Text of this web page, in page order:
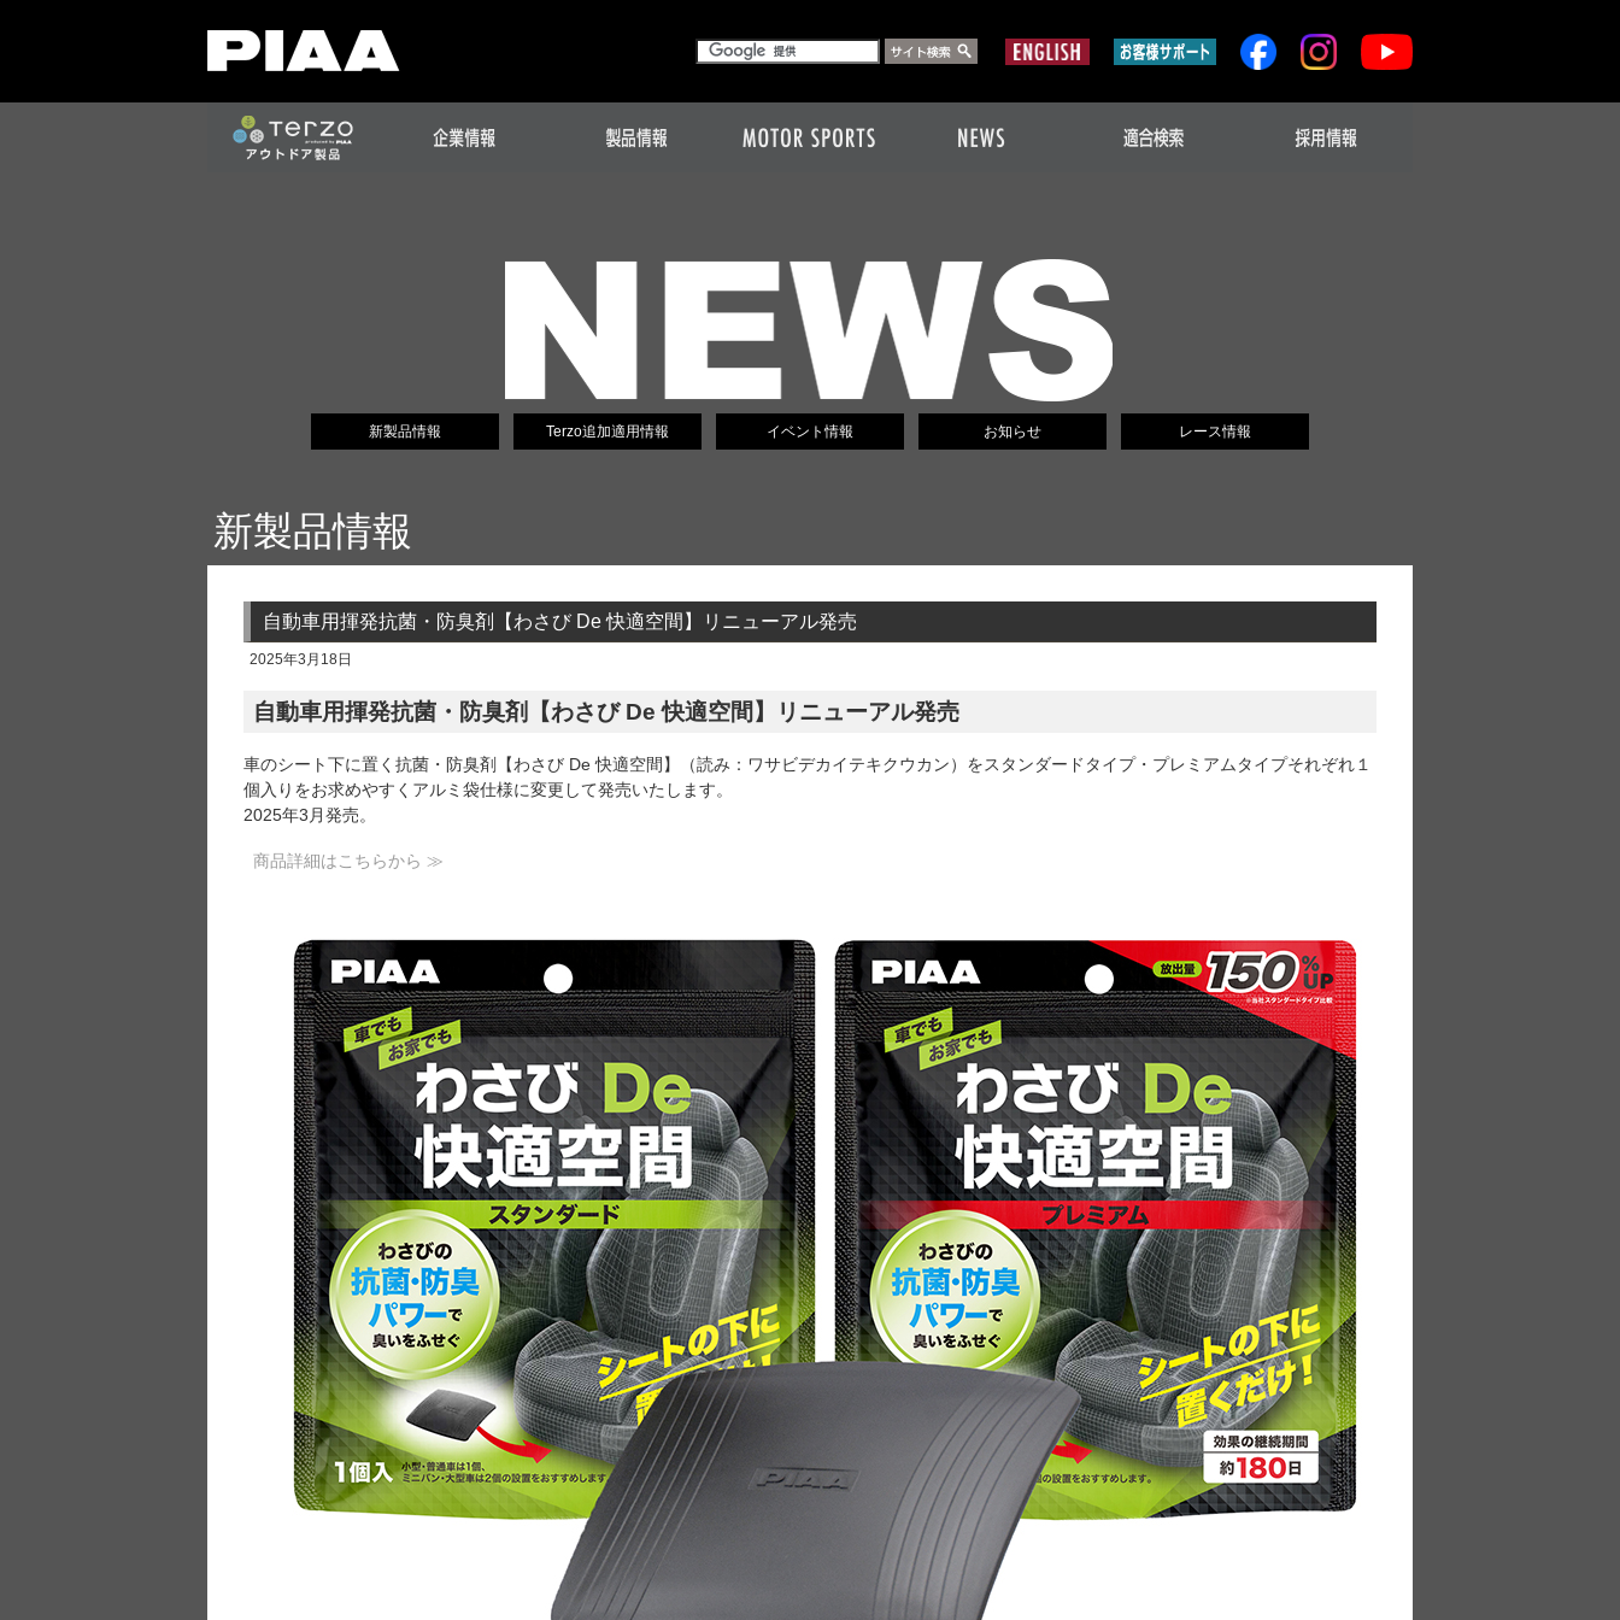
新製品情報 Terzo追加適用情報 イベント情報 お知らせ レース情報
新製品情報
自動車用揮発抗菌・防臭剤【わさび De 快適空間】リニューアル発売
2025年3月18日
自動車用揮発抗菌・防臭剤【わさび De 快適空間】リニューアル発売
車のシート下に置く抗菌・防臭剤【わさび De 快適空間】（読み：ワサビデカイテキクウカン）をスタンダードタイプ・プレミアムタイプそれぞれ１
個入りをお求めやすくアルミ袋仕様に変更して発売いたします。
2025年3月発売。
商品詳細はこちらから ≫